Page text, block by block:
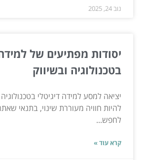
נוב 24, 2025
יסודות מפתיעים של
בטכנולוגיה ובשיווק
יציאה למסע למידה דיגיטלי בטכנולוגיה
להיות חוויה מעוררת שינוי, בתנאי
לחפש...
קרא עוד »